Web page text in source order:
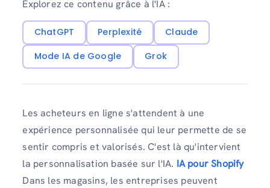
Explorez ce contenu grâce à l'IA :
ChatGPT Perplexité
Claude
Mode IA de Google
Grok
Les acheteurs en ligne s'attendent à une
expérience personnalisée qui leur permette de se
sentir compris et valorisés. C'est là qu'intervient
la personnalisation basée sur l'IA. IA pour Shopify
Dans les magasins, les entreprises peuvent